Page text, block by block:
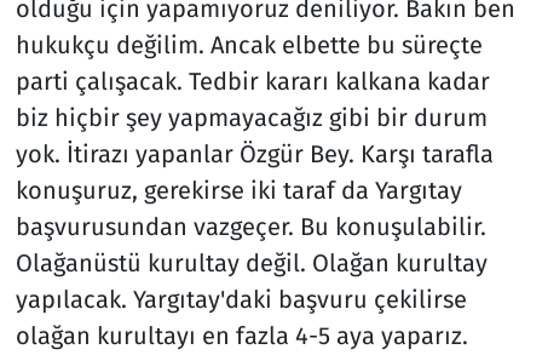
olduğu için yapamıyoruz deniliyor. Bakın ben
hukukçu değilim. Ancak elbette bu süreçte
parti çalışacak. Tedbir kararı kalkana kadar
biz hiçbir şey yapmayacağız gibi bir durum
yok. İtirazı yapanlar Özgür Bey. Karşı tarafla
konuşuruz, gerekirse iki taraf da Yargıtay
başvurusundan vazgeçer. Bu konuşulabilir.
Olağanüstü kurultay değil. Olağan kurultay
yapılacak. Yargıtay'daki başvuru çekilirse
olağan kurultayı en fazla 4-5 aya yaparız.